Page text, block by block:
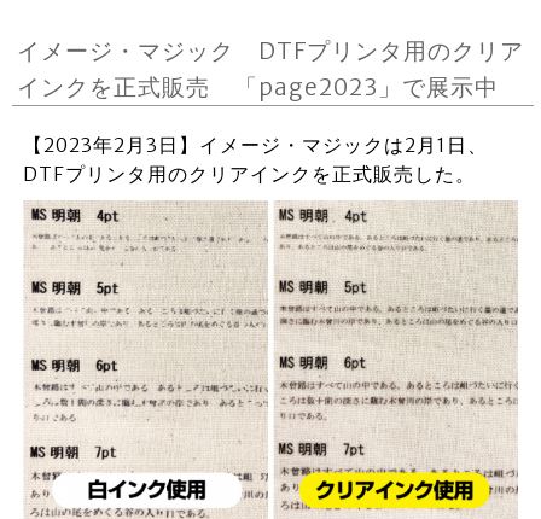
イメージ・マジック DTFプリンタ用のクリア
インクを正式販売 「page2023」で展示中
【2023年2月3日】イメージ・マジックは2月1日、
DTFプリンタ用のクリアインクを正式販売した。